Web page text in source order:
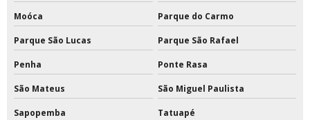
Tinta epóxi com catalisador
Tinta epóxi com catalisador preço
Tinta epóxi fosca
Moóca Parque do Carmo
Parque São Lucas Parque São Rafael
Penha Ponte Rasa
São Mateus São Miguel Paulista
Sapopemba Tatuapé